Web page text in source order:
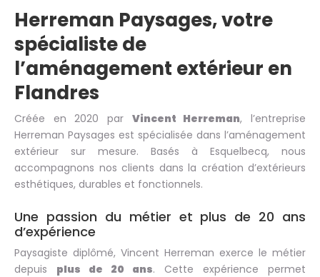
Herreman Paysages, votre
spécialiste de
l’aménagement extérieur en
Flandres
Créée en 2020 par Vincent Herreman, l’entreprise
Herreman Paysages est spécialisée dans l’aménagement
extérieur sur mesure. Basés à Esquelbecq, nous
accompagnons nos clients dans la création d’extérieurs
esthétiques, durables et fonctionnels.
Une passion du métier et plus de 20 ans
d’expérience
Paysagiste diplômé, Vincent Herreman exerce le métier
depuis plus de 20 ans. Cette expérience permet